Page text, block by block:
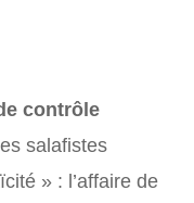
contrôle
salafistes
» : l’affaire de